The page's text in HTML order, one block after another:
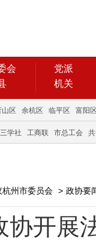
会
党派
机关
山区 余杭区 临平区 富阳
学社 工商联 市总工会
州市委员会 > 政协要
协开展